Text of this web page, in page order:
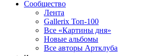
Сообщество
Лента
Gallerix Топ-100
Все «Картины дня»
Новые альбомы
Все авторы Артклуба